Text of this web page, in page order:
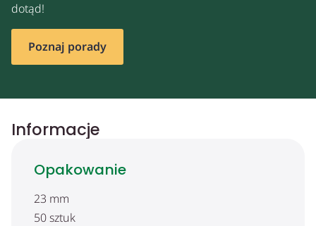
dotąd!
Poznaj porady
Informacje
Opakowanie
23 mm
50 sztuk